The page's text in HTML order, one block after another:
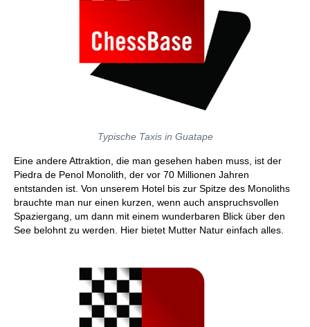
Typische Taxis in Guatape
Eine andere Attraktion, die man gesehen haben muss, ist der
Piedra de Penol Monolith, der vor 70 Millionen Jahren
entstanden ist. Von unserem Hotel bis zur Spitze des Monoliths
brauchte man nur einen kurzen, wenn auch anspruchsvollen
Spaziergang, um dann mit einem wunderbaren Blick über den
See belohnt zu werden. Hier bietet Mutter Natur einfach alles.